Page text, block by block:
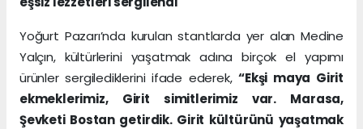
Yoğurt Pazarı’nda kurulan stantlarda yer alan Medine
Yalçın, kültürlerini yaşatmak adına birçok el yapımı
ürünler sergilediklerini ifade ederek,“Ekşi maya Girit
ekmeklerimiz, Girit simitlerimiz var. Marasa,
Şevketi Bostan getirdik. Girit kültürünü yaşatmak